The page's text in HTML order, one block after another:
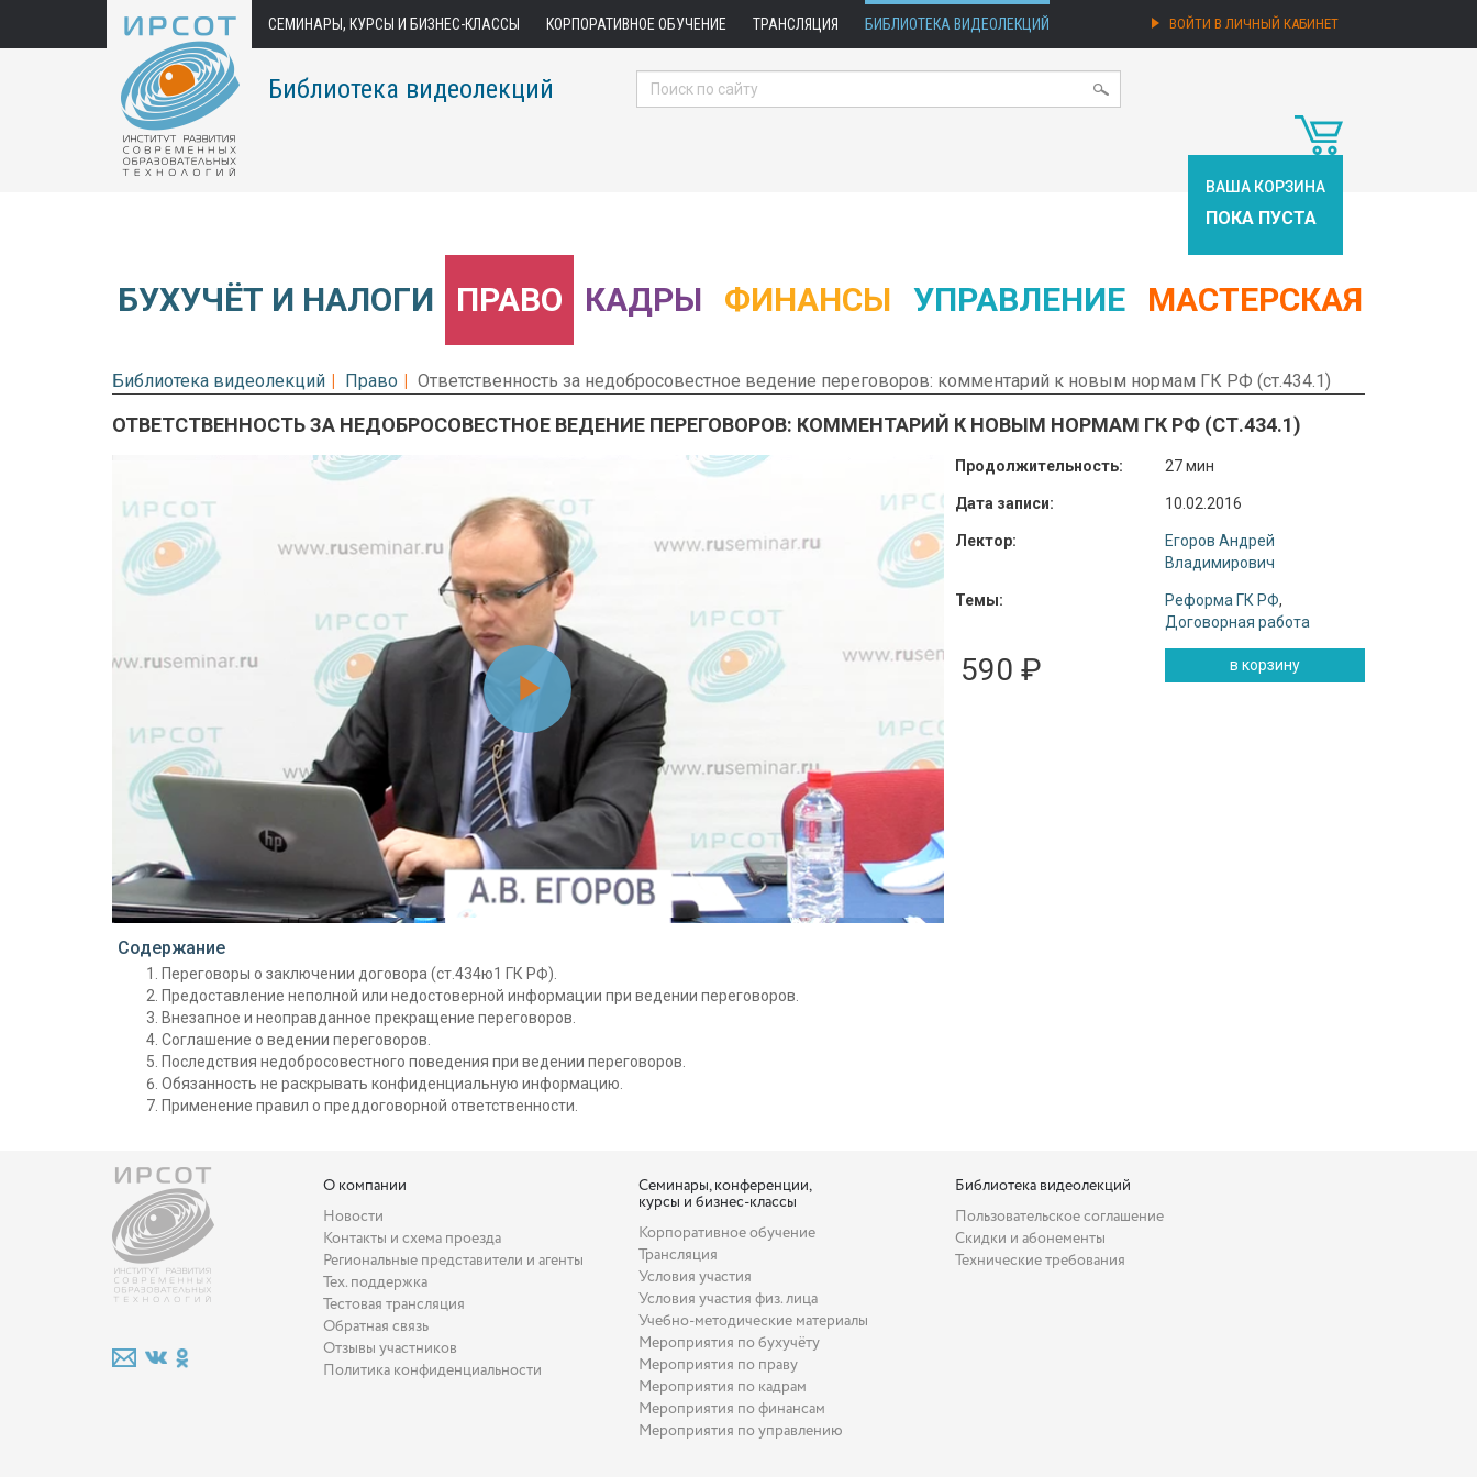
СЕМИНАРЫ, КУРСЫ И БИЗНЕС-КЛАССЫ КОРПОРАТИВНОЕ ОБУЧЕНИЕ ТРАНСЛЯЦИЯ БИБЛИОТЕКА ВИДЕОЛЕКЦИЙ ВОЙТИ В ЛИЧНЫЙ КАБИНЕТ
Библиотека видеолекций
ВАША КОРЗИНА
ПОКА ПУСТА
БУХУЧЁТ И НАЛОГИ ПРАВО КАДРЫ ФИНАНСЫ УПРАВЛЕНИЕ МАСТЕРСКАЯ
Библиотека видеолекций Право Ответственность за недобросовестное ведение переговоров: комментарий к новым нормам ГК РФ (ст.434.1)
ОТВЕТСТВЕННОСТЬ ЗА НЕДОБРОСОВЕСТНОЕ ВЕДЕНИЕ ПЕРЕГОВОРОВ: КОММЕНТАРИЙ К НОВЫМ НОРМАМ ГК РФ (СТ.434.1)
Предварительный просмотр. Фрагмент
Воспроизвести
видео
Продолжительность: 27 мин
Дата записи: 10.02.2016
Лектор:
Егоров Андрей
Владимирович
Темы: Реформа ГК РФ,
Договорная работа
590 ₽
Содержание
Переговоры о заключении договора (ст.434ю1 ГК РФ).
Предоставление неполной или недостоверной информации при ведении переговоров.
Внезапное и неоправданное прекращение переговоров.
Соглашение о ведении переговоров.
Последствия недобросовестного поведения при ведении переговоров.
Обязанность не раcкрывать конфиденциальную информацию.
Применение правил о преддоговорной ответственности.
О компании
Новости
Контакты и схема проезда
Региональные представители и агенты
Тех. поддержка
Тестовая трансляция
Обратная связь
Отзывы участников
Политика конфиденциальности
Семинары, конференции,
курсы и бизнес-классы
Корпоративное обучение
Трансляция
Условия участия
Условия участия физ. лица
Учебно-методические материалы
Мероприятия по бухучёту
Мероприятия по праву
Мероприятия по кадрам
Мероприятия по финансам
Мероприятия по управлению
Библиотека видеолекций
Пользовательское соглашение
Скидки и абонементы
Технические требования